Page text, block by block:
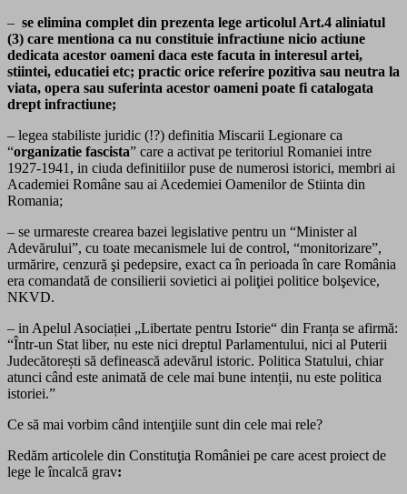
– se elimina complet din prezenta lege articolul Art.4 aliniatul
(3) care mentiona ca nu constituie infractiune nicio actiune
dedicata acestor oameni daca este facuta in interesul artei,
stiintei, educatiei etc; practic orice referire pozitiva sau neutra la
viata, opera sau suferinta acestor oameni poate fi catalogata
drept infractiune;
– legea stabiliste juridic (!?) definitia Miscarii Legionare ca
“organizatie fascista” care a activat pe teritoriul Romaniei intre
1927-1941, in ciuda definitiilor puse de numerosi istorici, membri ai
Academiei Române sau ai Acedemiei Oamenilor de Stiinta din
Romania;
– se urmareste crearea bazei legislative pentru un “Minister al
Adevărului”, cu toate mecanismele lui de control, “monitorizare”,
urmărire, cenzură şi pedepsire, exact ca în perioada în care România
era comandată de consilierii sovietici ai poliţiei politice bolşevice,
NKVD.
– in Apelul Asociației „Libertate pentru Istorie“ din Franța se afirmă:
“Într-un Stat liber, nu este nici dreptul Parlamentului, nici al Puterii
Judecătorești să definească adevărul istoric. Politica Statului, chiar
atunci când este animată de cele mai bune intenții, nu este politica
istoriei.”
Ce să mai vorbim când intenţiile sunt din cele mai rele?
Redăm articolele din Constituţia României pe care acest proiect de
lege le încalcă grav: